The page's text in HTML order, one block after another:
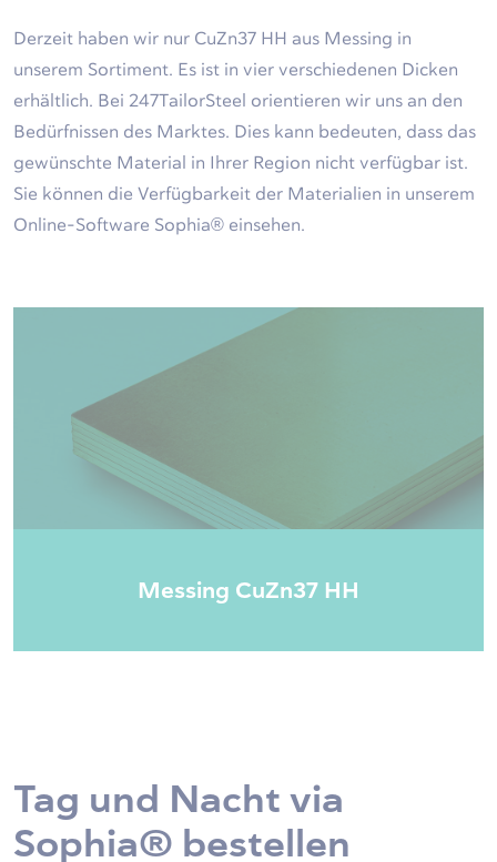
Derzeit haben wir nur CuZn37 HH aus Messing in
unserem Sortiment. Es ist in vier verschiedenen Dicken
erhältlich. Bei 247TailorSteel orientieren wir uns an den
Bedürfnissen des Marktes. Dies kann bedeuten, dass das
gewünschte Material in Ihrer Region nicht verfügbar ist.
Sie können die Verfügbarkeit der Materialien in unserem
Online-Software Sophia® einsehen.
Messing CuZn37 HH
Tag und Nacht via
Sophia® bestellen